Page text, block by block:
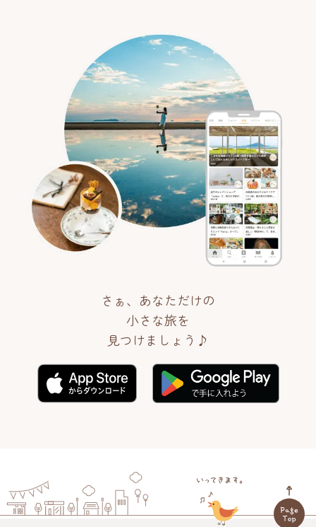
さぁ、あなただけの
小さな旅を
見つけましょう♪